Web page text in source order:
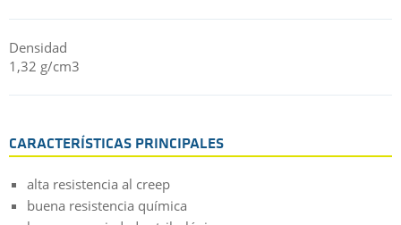
Densidad
1,32 g/cm3
CARACTERÍSTICAS PRINCIPALES
alta resistencia al creep
buena resistencia química